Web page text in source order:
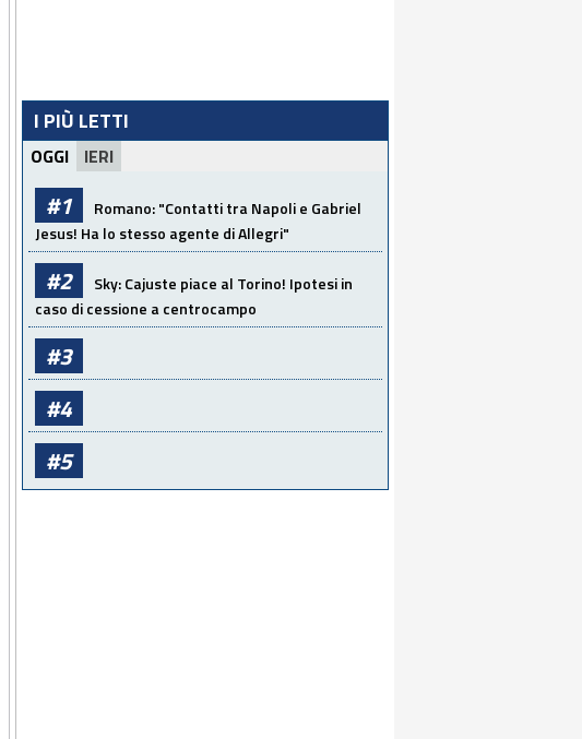
I PIÙ LETTI
OGGI IERI
#1
Romano: "Contatti tra Napoli e Gabriel
Jesus! Ha lo stesso agente di Allegri"
#2
Sky: Cajuste piace al Torino! Ipotesi in
caso di cessione a centrocampo
#3
#4
#5